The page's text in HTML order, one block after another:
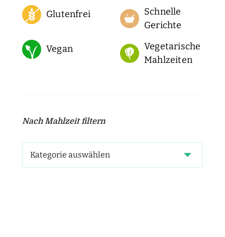
Glutenfrei
Schnelle
Gerichte
Vegan
Vegetarische
Mahlzeiten
Nach Mahlzeit filtern